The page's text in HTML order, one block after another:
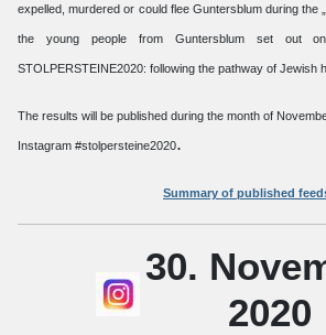
expelled, murdered or could flee Guntersblum during the
the young people from Guntersblum set out
STOLPERSTEINE2020: following the pathway of Jewish
The results will be published during the month of
Instagram #stolpersteine2020.
Summary of published
30.
2020